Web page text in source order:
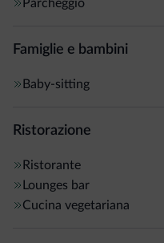
Parcheggio
Famiglie e bambini
Baby-sitting
Ristorazione
Ristorante
Lounges bar
Cucina vegetariana